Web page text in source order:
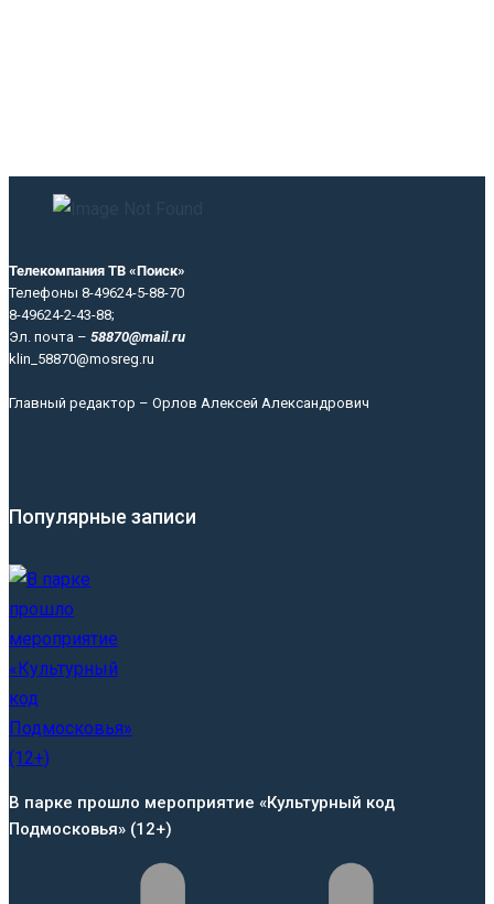
Телекомпания ТВ «Поиск»
Телефоны 8-49624-5-88-70
8-49624-2-43-88;
Эл. почта – 58870@mail.ru
klin_58870@mosreg.ru
Главный редактор – Орлов Алексей Александрович
Популярные записи
В парке прошло мероприятие «Культурный код
Подмосковья» (12+)